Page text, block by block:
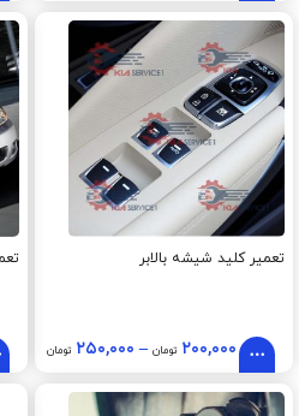
تعمیر کلید شیشه بالابر
۲۰۰,۰۰۰ تومان– ۲۵۰,۰۰۰ تومان